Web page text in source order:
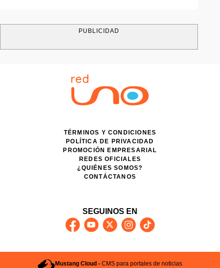
PUBLICIDAD
TÉRMINOS Y CONDICIONES
POLÍTICA DE PRIVACIDAD
PROMOCIÓN EMPRESARIAL
REDES OFICIALES
¿QUIÉNES SOMOS?
CONTÁCTANOS
SEGUINOS EN
Mustang Cloud -CMS para portales de noticias